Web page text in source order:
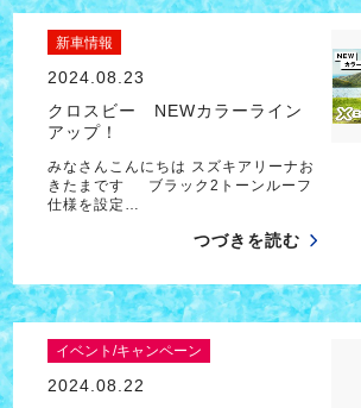
新車情報
2024.08.23
クロスビー NEWカラーライン
アップ！
みなさんこんにちは スズキアリーナお
きたまです ブラック2トーンルーフ
仕様を設定…
つづきを読む
イベント/キャンペーン
2024.08.22